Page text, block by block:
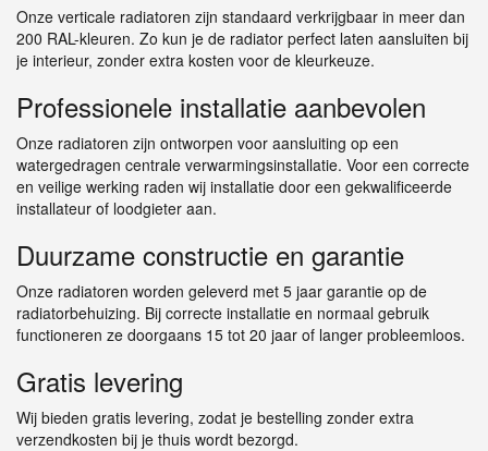
Onze verticale radiatoren zijn standaard verkrijgbaar in meer dan
200 RAL-kleuren. Zo kun je de radiator perfect laten aansluiten bij
je interieur, zonder extra kosten voor de kleurkeuze.
Professionele installatie aanbevolen
Onze radiatoren zijn ontworpen voor aansluiting op een
watergedragen centrale verwarmingsinstallatie. Voor een correcte
en veilige werking raden wij installatie door een gekwalificeerde
installateur of loodgieter aan.
Duurzame constructie en garantie
Onze radiatoren worden geleverd met 5 jaar garantie op de
radiatorbehuizing. Bij correcte installatie en normaal gebruik
functioneren ze doorgaans 15 tot 20 jaar of langer probleemloos.
Gratis levering
Wij bieden gratis levering, zodat je bestelling zonder extra
verzendkosten bij je thuis wordt bezorgd.